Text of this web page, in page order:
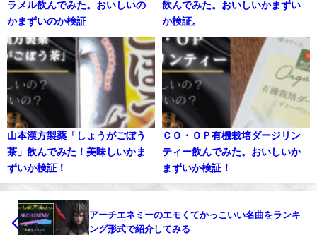
ラメル飲んでみた。おいしいの
かまずいのか検証
飲んでみた。おいしいかまずい
か検証。
山本漢方製薬「しょうがごぼう
茶」飲んでみた！美味しいかま
ずいか検証！
ＣＯ・ＯＰ有機栽培ダージリン
ティー飲んでみた。おいしいか
まずいか検証！
アーチエネミーのエモくてかっこいい名曲をランキ
ング形式で紹介してみる